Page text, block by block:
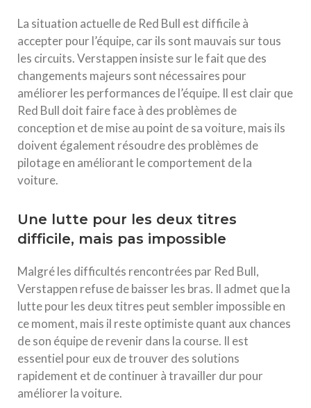
La situation actuelle de Red Bull est difficile à
accepter pour l’équipe, car ils sont mauvais sur tous
les circuits. Verstappen insiste sur le fait que des
changements majeurs sont nécessaires pour
améliorer les performances de l’équipe. Il est clair que
Red Bull doit faire face à des problèmes de
conception et de mise au point de sa voiture, mais ils
doivent également résoudre des problèmes de
pilotage en améliorant le comportement de la
voiture.
Une lutte pour les deux titres
difficile, mais pas impossible
Malgré les difficultés rencontrées par Red Bull,
Verstappen refuse de baisser les bras. Il admet que la
lutte pour les deux titres peut sembler impossible en
ce moment, mais il reste optimiste quant aux chances
de son équipe de revenir dans la course. Il est
essentiel pour eux de trouver des solutions
rapidement et de continuer à travailler dur pour
améliorer la voiture.